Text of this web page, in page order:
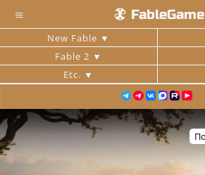
≡ FableGame
New Fable
Fable 2
Etc.